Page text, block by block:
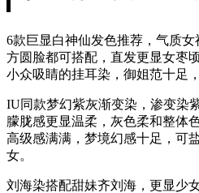
6款巨显白神仙发色推荐，气质女
方圆脸都可搭配，直发更显女枣
小众吸睛的挂耳染，御姐范十足
IU同款梦幻紫灰渐变染，渗变染
朦胧感更显温柔，灰色柔和整体
高级感满满，梦境幻感十足，可
女。
刘海染搭配甜妹齐刘海，更显少